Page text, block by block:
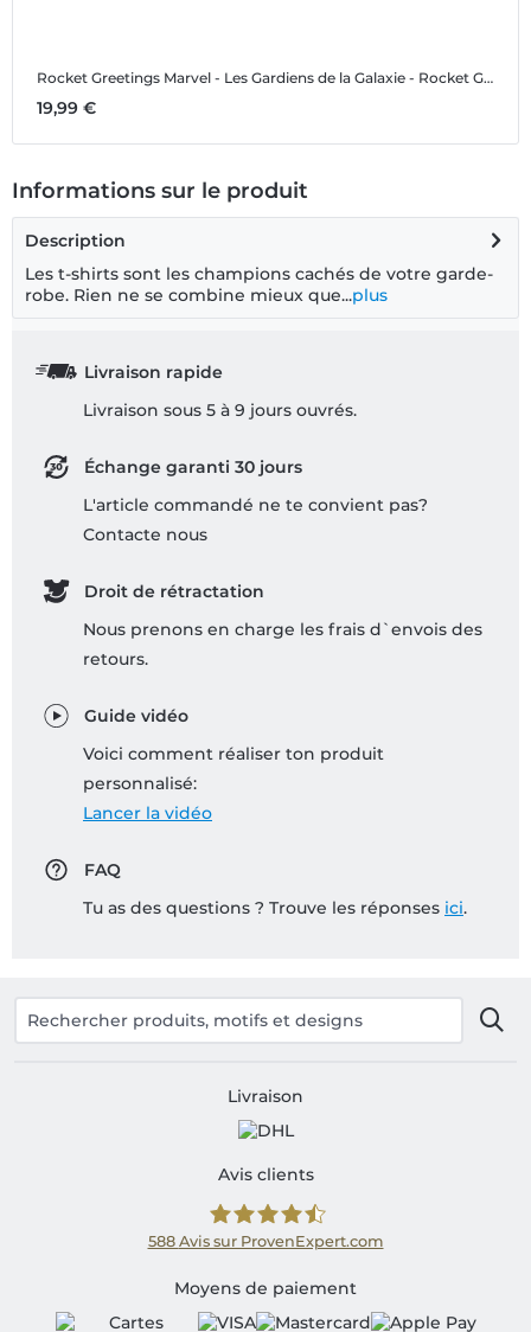
Rocket Greetings Marvel - Les Gardiens de la Galaxie - Rocket Greetings - Christmas - Homme T-shirt
19,99 €
Informations sur le produit
Description
Les t-shirts sont les champions cachés de votre garde-
robe. Rien ne se combine mieux que...plus
Livraison rapide
Livraison sous 5 à 9 jours ouvrés.
Échange garanti 30 jours
L'article commandé ne te convient pas?
Contacte nous
Droit de rétractation
Nous prenons en charge les frais d`envois des
retours.
Guide vidéo
Voici comment réaliser ton produit
personnalisé:
Lancer la vidéo
FAQ
Tu as des questions ? Trouve les réponses ici.
Livraison
Avis clients
Shirtinator FR
588 Avis sur ProvenExpert.com
Moyens de paiement